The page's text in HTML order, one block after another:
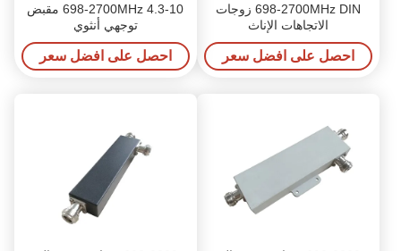
698-2700MHz DIN زوجات
الاتجاهات الإناث
احصل على افضل سعر
698-2700MHz 4.3-10 مقبض
توجهي أنثوي
احصل على افضل سعر